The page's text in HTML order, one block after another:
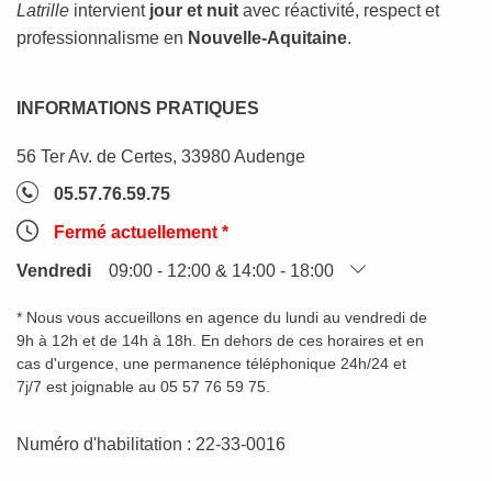
Latrille intervient jour et nuit avec réactivité, respect et
professionnalisme en Nouvelle-Aquitaine.
INFORMATIONS PRATIQUES
56 Ter Av. de Certes, 33980 Audenge
05.57.76.59.75
Fermé actuellement *
Vendredi 09:00 - 12:00 & 14:00 - 18:00
* Nous vous accueillons en agence du lundi au vendredi de
9h à 12h et de 14h à 18h. En dehors de ces horaires et en
cas d'urgence, une permanence téléphonique 24h/24 et
7j/7 est joignable au 05 57 76 59 75.
Numéro d'habilitation : 22-33-0016